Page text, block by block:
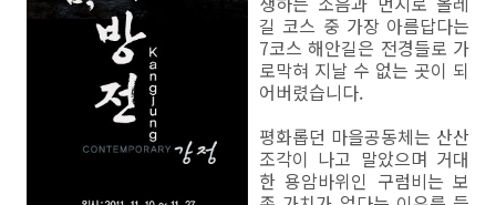
길 코스 중 가장 아름답다는
7코스 해안길은 전경들로 가
로막혀 지날 수 없는 곳이 되
어버렸습니다.
평화롭던 마을공동체는 산산
조각이 나고 말았으며 거대
한 용암바위인 구럼비는 보